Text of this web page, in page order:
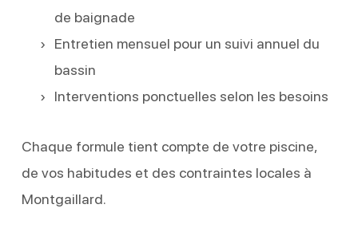
de baignade
Entretien mensuel pour un suivi annuel du
bassin
Interventions ponctuelles selon les besoins
Chaque formule tient compte de votre piscine,
de vos habitudes et des contraintes locales à
Montgaillard.